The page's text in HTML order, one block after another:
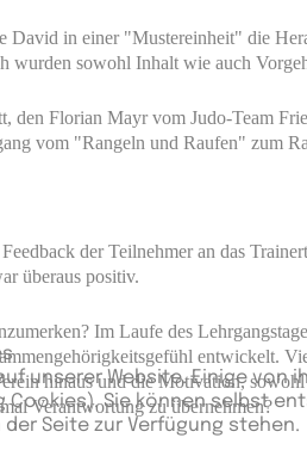
David in einer "Mustereinheit" die
wurden sowohl Inhalt wie auch
den Florian Mayr vom Judo-Team
vom "Rangeln und Raufen" zum
der Teilnehmer an das
überaus positiv.
Im Laufe des
entwickelt.
hinaus und die Motivation,
Verantwortung zu übernehmen?
unserer Website. Einige von
Cookies). Sie können selbst
Seite zur Verfügung stehen.